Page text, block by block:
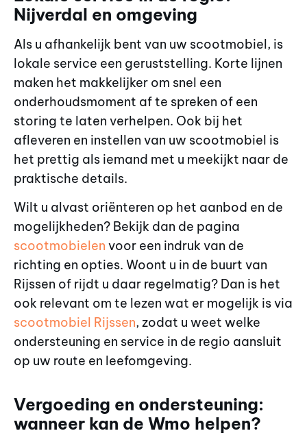
Nijverdal en omgeving
Als u afhankelijk bent van uw scootmobiel, is
lokale service een geruststelling. Korte lijnen
maken het makkelijker om snel een
onderhoudsmoment af te spreken of een
storing te laten verhelpen. Ook bij het
afleveren en instellen van uw scootmobiel is
het prettig als iemand met u meekijkt naar de
praktische details.
Wilt u alvast oriënteren op het aanbod en de
mogelijkheden? Bekijk dan de pagina
scootmobielen voor een indruk van de
richting en opties. Woont u in de buurt van
Rijssen of rijdt u daar regelmatig? Dan is het
ook relevant om te lezen wat er mogelijk is via
scootmobiel Rijssen, zodat u weet welke
ondersteuning en service in de regio aansluit
op uw route en leefomgeving.
Vergoeding en ondersteuning:
wanneer kan de Wmo helpen?